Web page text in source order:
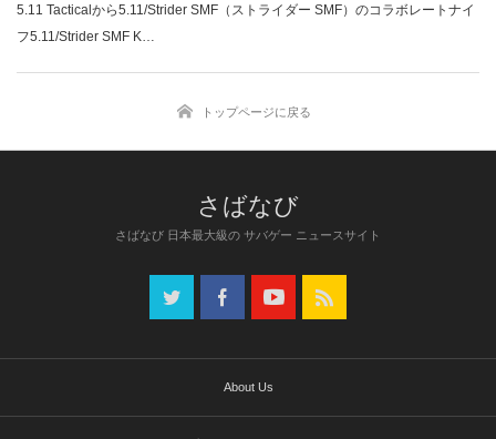
5.11 Tacticalから5.11/Strider SMF（ストライダー SMF）のコラボレートナイ
フ5.11/Strider SMF K…
トップページに戻る
さばなび 日本最大級の サバゲー ニュースサイト
About Us